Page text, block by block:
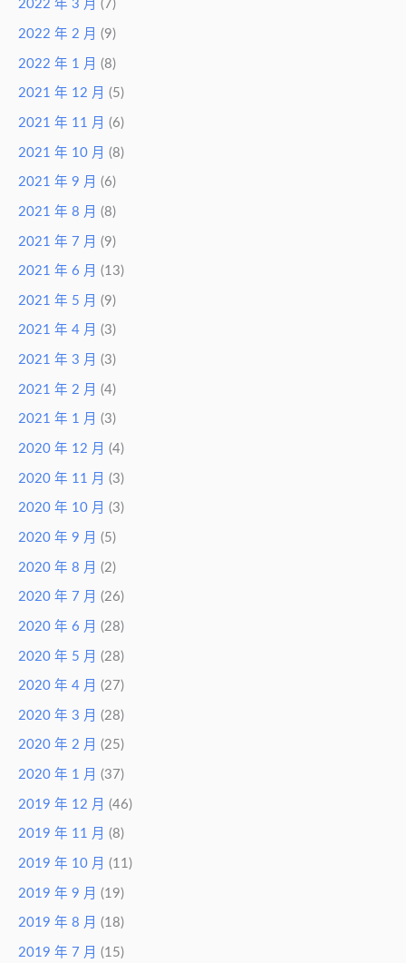
2022 年 3 月 (7)
2022 年 2 月 (9)
2022 年 1 月 (8)
2021 年 12 月 (5)
2021 年 11 月 (6)
2021 年 10 月 (8)
2021 年 9 月 (6)
2021 年 8 月 (8)
2021 年 7 月 (9)
2021 年 6 月 (13)
2021 年 5 月 (9)
2021 年 4 月 (3)
2021 年 3 月 (3)
2021 年 2 月 (4)
2021 年 1 月 (3)
2020 年 12 月 (4)
2020 年 11 月 (3)
2020 年 10 月 (3)
2020 年 9 月 (5)
2020 年 8 月 (2)
2020 年 7 月 (26)
2020 年 6 月 (28)
2020 年 5 月 (28)
2020 年 4 月 (27)
2020 年 3 月 (28)
2020 年 2 月 (25)
2020 年 1 月 (37)
2019 年 12 月 (46)
2019 年 11 月 (8)
2019 年 10 月 (11)
2019 年 9 月 (19)
2019 年 8 月 (18)
2019 年 7 月 (15)